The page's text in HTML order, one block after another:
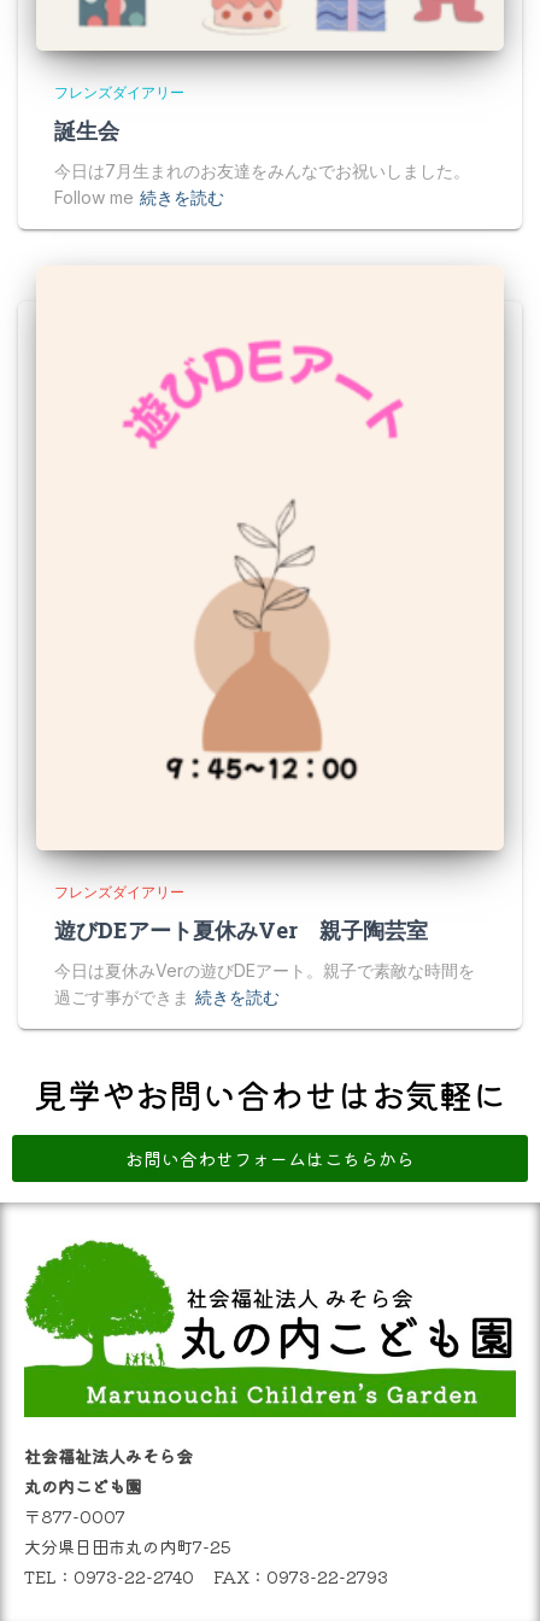
フレンズダイアリー
誕生会
今日は7月生まれのお友達をみんなでお祝いしました。
Follow me 続きを読む
フレンズダイアリー
遊びDEアート夏休みVer 親子陶芸室
今日は夏休みVerの遊びDEアート。親子で素敵な時間を
過ごす事ができま 続きを読む
見学やお問い合わせはお気軽に
お問い合わせフォームはこちらから
社会福祉法人みそら会
丸の内こども園
〒877-0007
大分県日田市丸の内町7-25
TEL：0973-22-2740 FAX：0973-22-2793